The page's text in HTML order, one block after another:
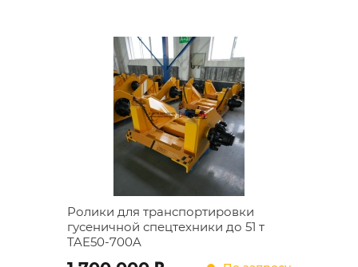
Ролики для транспортировки
гусеничной спецтехники до 51 т
TAE50-700A